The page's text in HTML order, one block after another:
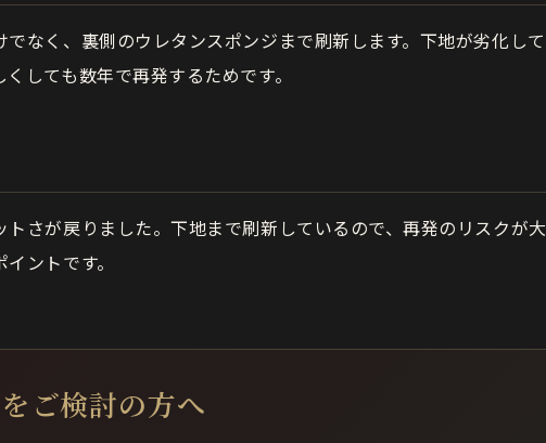
でなく、裏側のウレタンスポンジまで刷新します。下地が劣化して
しても数年で再発するためです。
さが戻りました。下地まで刷新しているので、再発のリスクが大
ントです。
ご検討の方へ